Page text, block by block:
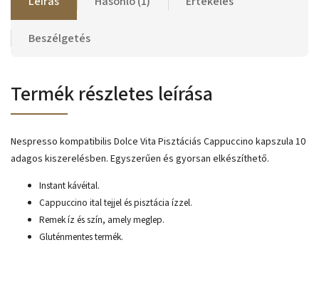
Beszélgetés
Termék részletes leírása
Nespresso kompatibilis Dolce Vita Pisztáciás Cappuccino kapszula 10
adagos kiszerelésben. Egyszerűen és gyorsan elkészíthető.
Instant kávéital.
Cappuccino ital tejjel és pisztácia ízzel.
Remek íz és szín, amely meglep.
Gluténmentes termék.